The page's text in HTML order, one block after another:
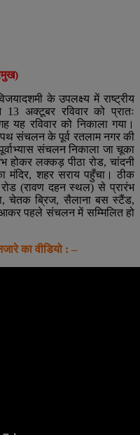
के उपलक्ष्य में राष्ट्रीय
अक्टूबर रविवार को प्रातः
यह रविवार को निकाला गया।
संचलन के पूर्व रतलाम नगर की
संचलन निकाला जा चूका
लक्कड़ पीठा रोड, चांदनी
मंदिर, शहर सराय पहुँचा। ठीक
(रावण दहन स्थल) से प्रारंभ
चेतक ब्रिज, सैलाना बस स्टैंड,
आकर पहले संचलन में सम्मिलित हो
का वीडियो : –